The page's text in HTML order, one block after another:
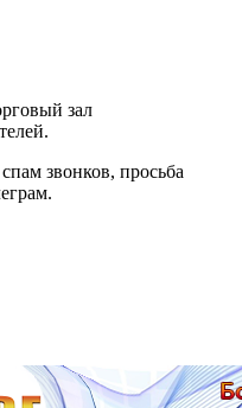
зал
звонков, просьба